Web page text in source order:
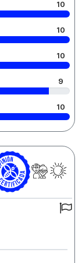
10
10
10
9
10